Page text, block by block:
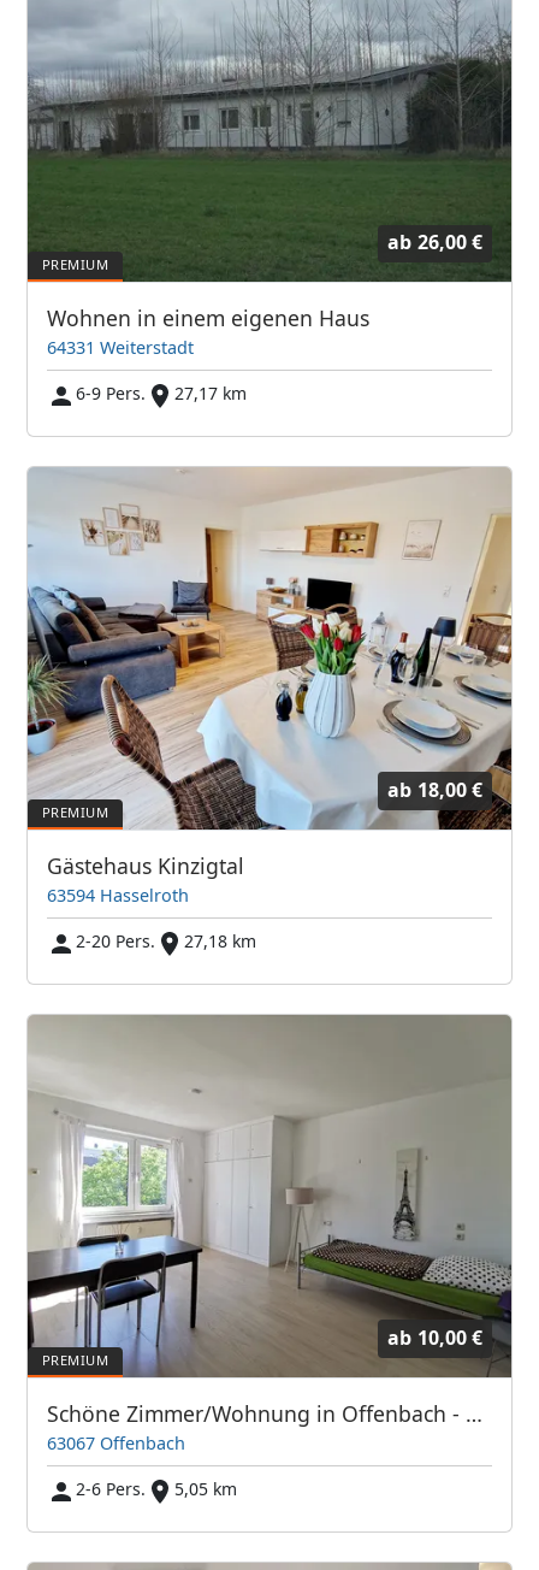
ab 26,00 €
Wohnen in einem eigenen Haus
64331 Weiterstadt
6-9 Pers.
27,17 km
ab 18,00 €
Gästehaus Kinzigtal
63594 Hasselroth
2-20 Pers.
27,18 km
ab 10,00 €
Schöne Zimmer/Wohnung in Offenbach - Direkt bei Frankfurt/Main
63067 Offenbach
2-6 Pers.
5,05 km